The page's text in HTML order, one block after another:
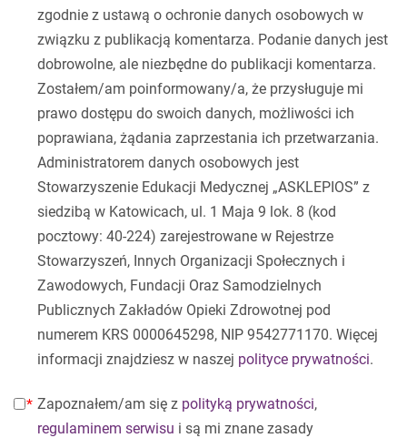
zgodnie z ustawą o ochronie danych osobowych w
związku z publikacją komentarza. Podanie danych jest
dobrowolne, ale niezbędne do publikacji komentarza.
Zostałem/am poinformowany/a, że przysługuje mi
prawo dostępu do swoich danych, możliwości ich
poprawiana, żądania zaprzestania ich przetwarzania.
Administratorem danych osobowych jest
Stowarzyszenie Edukacji Medycznej „ASKLEPIOS” z
siedzibą w Katowicach, ul. 1 Maja 9 lok. 8 (kod
pocztowy: 40-224) zarejestrowane w Rejestrze
Stowarzyszeń, Innych Organizacji Społecznych i
Zawodowych, Fundacji Oraz Samodzielnych
Publicznych Zakładów Opieki Zdrowotnej pod
numerem KRS 0000645298, NIP 9542771170. Więcej
informacji znajdziesz w naszej polityce prywatności.
Zapoznałem/am się z polityką prywatności,
regulaminem serwisu i są mi znane zasady